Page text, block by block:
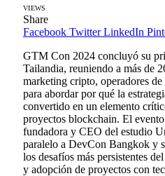
VIEWS
Share
Facebook Twitter LinkedIn
GTM Con 2024 concluyó su
Tailandia, reuniendo a más de
marketing cripto, operadores
para abordar por qué la
convertido en un elemento
proyectos blockchain. El
fundadora y CEO del estudio
paralelo a DevCon Bangkok y
los desafíos más persistentes
y adopción de proyectos con